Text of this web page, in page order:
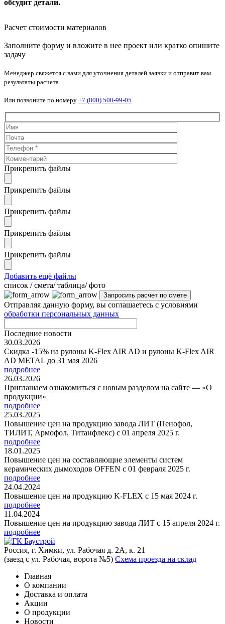
обсудит детали.
Расчет стоимости материалов
Заполните форму и вложите в нее проект или кратко опишите
задачу
Менеджер свяжется с вами для уточнения деталей заявки и отправит вам
результаты расчета
Или позвоните по номеру +7 (800) 500-99-05
Прикрепить файлы
Прикрепить файлы
Прикрепить файлы
Прикрепить файлы
Прикрепить файлы
Добавить ещё файлы
cписок / смета/ таблица/ фото
Отправляя данную форму, вы соглашаетесь с условиями
обработки персональных данных
Последние новости
30.03.2026
Скидка -15% на рулоны K-Flex AIR AD и рулоны K-Flex AIR
AD METAL до 31 мая 2026
подробнее
26.03.2026
Приглашаем ознакомиться с новым разделом на сайте — «О
продукции»
подробнее
25.03.2025
Повышение цен на продукцию завода ЛИТ (Пенофол,
ТИЛИТ, Армофол, Титанфлекс) с 01 апреля 2025 г.
подробнее
18.01.2025
Повышение цен на составляющие элементы систем
керамических дымоходов OFFEN с 01 февраля 2025 г.
подробнее
24.04.2024
Повышение цен на продукцию K-FLEX с 15 мая 2024 г.
подробнее
11.04.2024
Повышение цен на продукцию завода ЛИТ с 15 апреля 2024 г.
подробнее
Россия, г. Химки, ул. Рабочая д. 2А, к. 21
(заезд с ул. Рабочая, ворота №5) Схема проезда на склад
Главная
О компании
Доставка и оплата
Акции
О продукции
Новости